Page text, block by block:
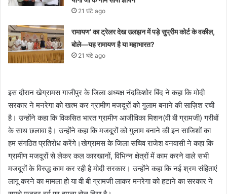
21 घंटे ago
रामायण’ का ट्रेलर देख उलझन में पड़े सुप्रीम कोर्ट के वकील,
बोले—यह रामायण है या महाभारत?
21 घंटे ago
इस दौरान खेग्रामस गाजीपुर के जिला अध्यक्ष नंदकिशोर बिंद ने कहा कि मोदी
सरकार ने मनरेगा को खत्म कर ग्रामीण मजदूरों को गुलाम बनाने की साज़िश रची
है। उन्होंने कहा कि विकसित भारत ग्रामीण आजीविका मिशन(वी बी ग्रामजी) गरीबों
के साथ छलावा है। उन्होंने कहा कि मजदूरों को गुलाम बनाने की इन साजिशों का
हम संगठित प्रतिरोध करेंगे।खेग्रामस के जिला सचिव राजेश वनवासी ने कहा कि
ग्रामीण मजदूरों से लेकर कल कारखानों, विभिन्न क्षेत्रों में काम करने वाले सभी
मजदूरों के विरुद्ध काम कर रही है मोदी सरकार। उन्होंने कहा कि नई श्रम संहिताएं
लागू करने का मामला हो या वी बी ग्रामजी लाकर मनरेगा को हटाने का सरकार ने